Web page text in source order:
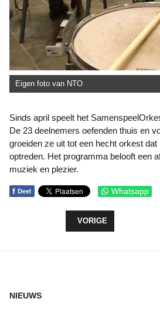
Eigen foto van NTO
Sinds april speelt het SamenspeelOrkest volledig zelfstandig.
De 23 deelnemers oefenden thuis en
groeiden ze uit tot een hecht orkest
optreden. Het programma belooft een
muziek en plezier.
f Deel Whatsapp
VORIG ARTIKEL:
VORIGE
NIEUWS